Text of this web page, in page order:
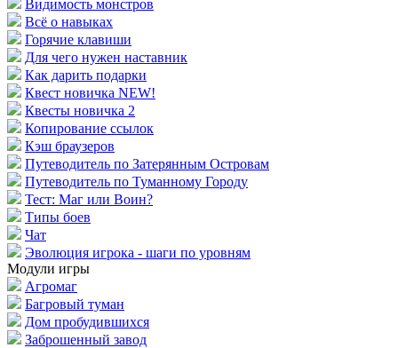
Видимость монстров
Всё о навыках
Горячие клавиши
Для чего нужен наставник
Как дарить подарки
Квест новичка NEW!
Квесты новичка 2
Копирование ссылок
Кэш браузеров
Путеводитель по Затерянным Островам
Путеводитель по Туманному Городу
Тест: Маг или Воин?
Типы боев
Чат
Эволюция игрока - шаги по уровням
Модули игры
Агромаг
Багровый туман
Дом пробудившихся
Заброшенный завод